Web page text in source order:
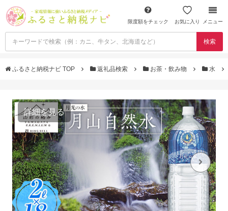
限度額をチェック お気に入り メニュー
検索
ふるさと納税ナビ TOP 返礼品検索 お茶・飲み物 水
詳細を見る